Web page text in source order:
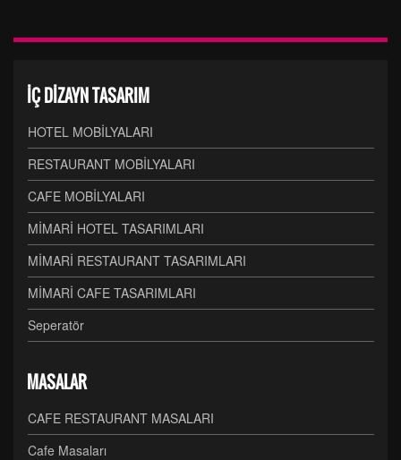
İÇ DİZAYN TASARIM
HOTEL MOBİLYALARI
RESTAURANT MOBİLYALARI
CAFE MOBİLYALARI
MİMARİ HOTEL TASARIMLARI
MİMARİ RESTAURANT TASARIMLARI
MİMARİ CAFE TASARIMLARI
Seperatör
MASALAR
CAFE RESTAURANT MASALARI
Cafe Masaları